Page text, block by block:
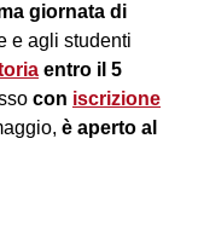
giornata di
e agli studenti
entro il 5
con iscrizione
è aperto al